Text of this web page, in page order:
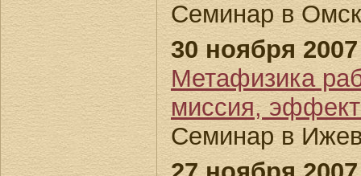
Семинар в
30 ноября 2007
Метафизика
миссия,
Семинар в